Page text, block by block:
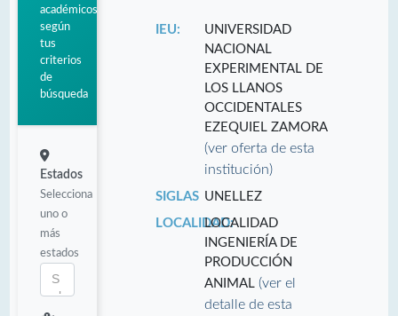
académicos
según
tus
criterios
de
búsqueda
Estados
Selecciona
uno o
más
estados
IEU:
UNIVERSIDAD
NACIONAL
EXPERIMENTAL DE
LOS LLANOS
OCCIDENTALES
EZEQUIEL ZAMORA
(ver oferta de esta
institución)
SIGLAS UNELLEZ
LOCALIDAD:LOCALIDAD
INGENIERÍA DE
PRODUCCIÓN
ANIMAL(ver el
detalle de esta